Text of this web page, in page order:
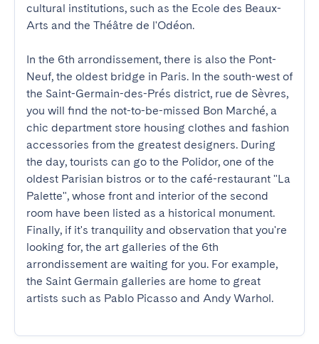
cultural institutions, such as the Ecole des Beaux-
Arts and the Théâtre de l'Odéon.
In the 6th arrondissement, there is also the Pont-
Neuf, the oldest bridge in Paris. In the south-west of
the Saint-Germain-des-Prés district, rue de Sèvres,
you will find the not-to-be-missed Bon Marché, a
chic department store housing clothes and fashion
accessories from the greatest designers. During
the day, tourists can go to the Polidor, one of the
oldest Parisian bistros or to the café-restaurant "La
Palette", whose front and interior of the second
room have been listed as a historical monument.
Finally, if it's tranquility and observation that you're
looking for, the art galleries of the 6th
arrondissement are waiting for you. For example,
the Saint Germain galleries are home to great
artists such as Pablo Picasso and Andy Warhol.